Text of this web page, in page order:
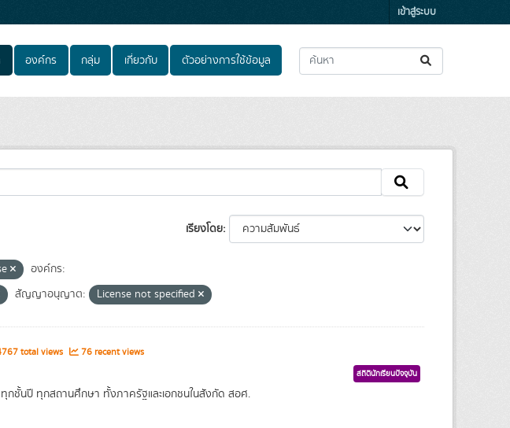
เข้าสู่ระบบ
องค์กร กลุ่ม เกี่ยวกับ ตัวอย่างการใช้ข้อมูล
เรียงโดย
องค์กร:
สัญญาอนุญาต: License not specified
total views 76 recent views
สถิตินักเรียนปัจจุบัน
กชั้นปี ทุกสถานศึกษา ทั้งภาครัฐและเอกชนในสังกัด สอศ.